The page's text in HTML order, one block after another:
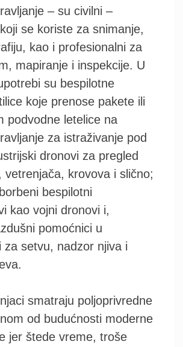
– su civilni –
se koriste za snimanje,
kao i profesionalni za
mapiranje i inspekcije. U
su bespilotne
koje prenose pakete ili
podvodne letelice na
za istraživanje pod
dronovi za pregled
vetrenjača, krovova i slično;
bespilotni
kao vojni dronovi i,
pomoćnici u
za setvu, nadzor njiva i
smatraju poljoprivredne
od budućnosti moderne
jer štede vreme, troše